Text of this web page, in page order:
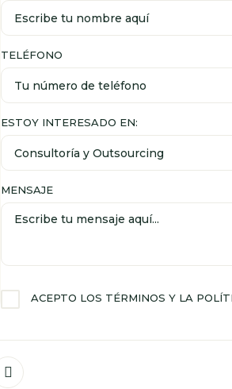
TELÉFONO
ESTOY INTERESADO EN:
MENSAJE
ACEPTO LOS TÉRMINOS Y LA